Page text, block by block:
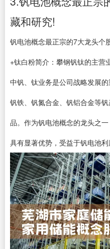
藏和研究!
钒电池概念最正宗的7大龙头个
+钛白粉简介：攀钢钒钛的主营
中钒、钛业务是公司战略发展的
钒铁、钒氮合金、钒铝合金等
品。作为钒电池概念的龙头之
具有显著优势，受益于钒电池